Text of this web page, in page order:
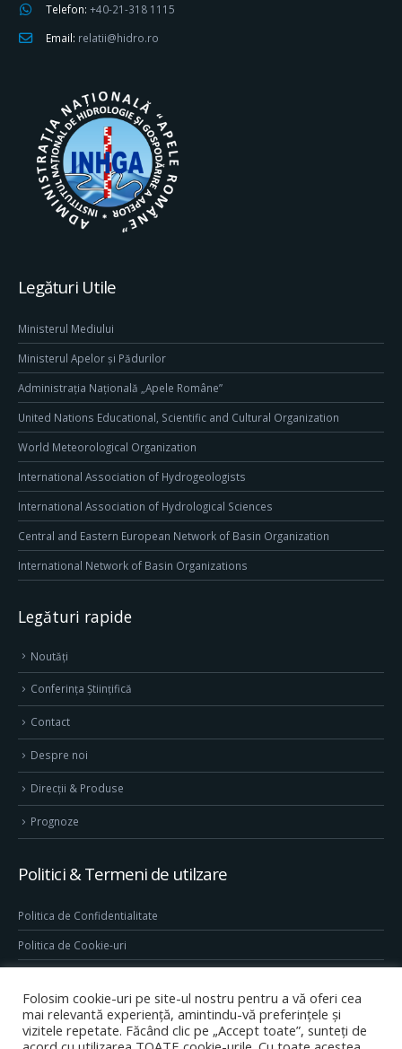
Telefon: +40-21-318 1115
Email: relatii@hidro.ro
Legături Utile
Ministerul Mediului
Ministerul Apelor și Pădurilor
Administrația Națională „Apele Române”
United Nations Educational, Scientific and Cultural Organization
World Meteorological Organization
International Association of Hydrogeologists
International Association of Hydrological Sciences
Central and Eastern European Network of Basin Organization
International Network of Basin Organizations
Legături rapide
Noutăți
Conferința Științifică
Contact
Despre noi
Direcţii & Produse
Prognoze
Politici & Termeni de utilzare
Politica de Confidentialitate
Politica de Cookie-uri
Conditii generale de utilizare site
Folosim cookie-uri pe site-ul nostru pentru a vă oferi cea
mai relevantă experiență, amintindu-vă preferințele și
vizitele repetate. Făcând clic pe „Accept toate”, sunteți de